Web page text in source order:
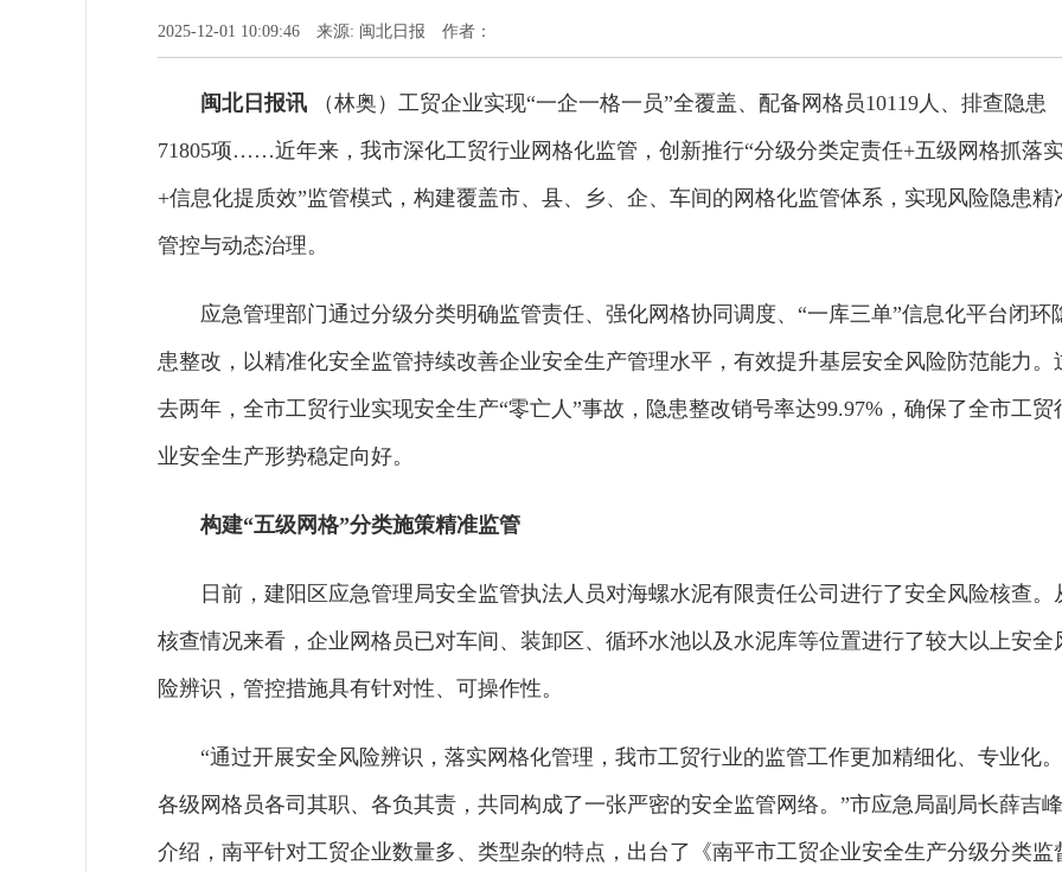
2025-12-01 10:09:46 来源: 闽北日报 作者：
闽北日报讯 （林奥）工贸企业实现“一企一格一员”全覆盖、配备网格员10119人、排查隐患
71805项……近年来，我市深化工贸行业网格化监管，创新推行“分级分类定责任+五级网格抓落实
+信息化提质效”监管模式，构建覆盖市、县、乡、企、车间的网格化监管体系，实现风险隐患精
管控与动态治理。
应急管理部门通过分级分类明确监管责任、强化网格协同调度、“一库三单”信息化平台闭环
患整改，以精准化安全监管持续改善企业安全生产管理水平，有效提升基层安全风险防范能力。
去两年，全市工贸行业实现安全生产“零亡人”事故，隐患整改销号率达99.97%，确保了全市工贸
业安全生产形势稳定向好。
构建“五级网格”分类施策精准监管
日前，建阳区应急管理局安全监管执法人员对海螺水泥有限责任公司进行了安全风险核查。
核查情况来看，企业网格员已对车间、装卸区、循环水池以及水泥库等位置进行了较大以上安全
险辨识，管控措施具有针对性、可操作性。
“通过开展安全风险辨识，落实网格化管理，我市工贸行业的监管工作更加精细化、专业化。
各级网格员各司其职、各负其责，共同构成了一张严密的安全监管网络。”市应急局副局长薛吉峰
介绍，南平针对工贸企业数量多、类型杂的特点，出台了《南平市工贸企业安全生产分级分类监